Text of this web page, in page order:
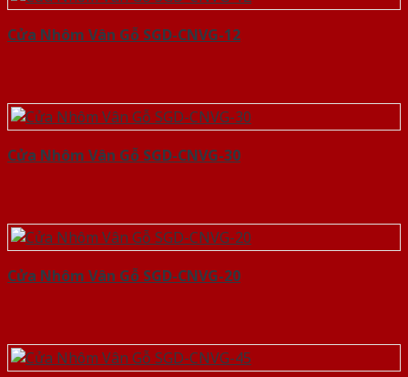
Cửa Nhôm Vân Gỗ SGD-CNVG-12
Cửa Nhôm Vân Gỗ SGD-CNVG-30
Cửa Nhôm Vân Gỗ SGD-CNVG-20